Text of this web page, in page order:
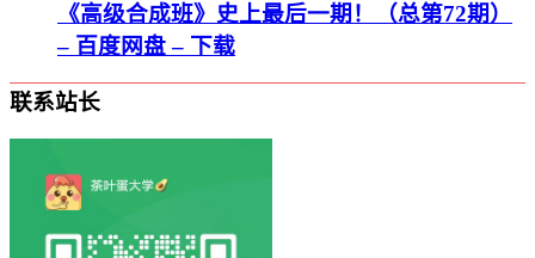
《高级合成班》史上最后一期！（总第72期）
– 百度网盘 – 下载
联系站长